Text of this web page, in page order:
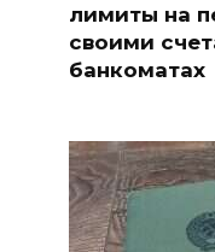
лимиты на
своими
банкоматах